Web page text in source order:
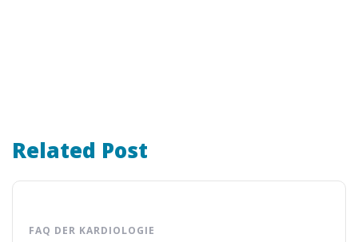
Related Post
FAQ DER KARDIOLOGIE